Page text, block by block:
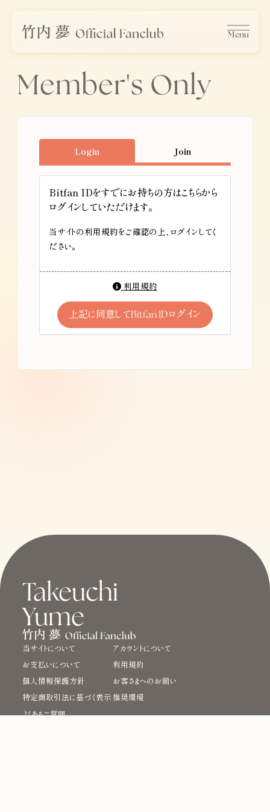
Menu
Member's Only
Login Join
Bitfan IDをすでにお持ちの方はこちらから
ログインしていただけます。
当サイトの利用規約をご確認の上、ログインしてく
ださい。
利用規約
上記に同意してBitfan IDログイン
Takeuchi
Yume
当サイトについて
アカウントについて
お支払いについて
利用規約
個人情報保護方針
お客さまへのお願い
特定商取引法に基づく表示推奨環境
よくあるご質問